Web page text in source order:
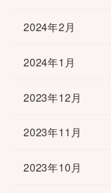
2024年2月
2024年1月
2023年12月
2023年11月
2023年10月